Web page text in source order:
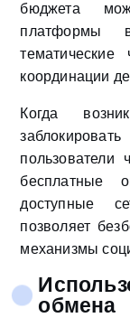
бюджета
платформы
координации
Когда
пользователи
бесплатные
доступные
позволяет
механизмы
обмена